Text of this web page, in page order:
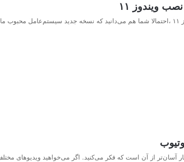
ویندوز ۱۱
راهنمای قدم به قدم نصب ویندوز ۱۱ ،احتمالا شما هم می‌دانید که نسخه جدید سیستم‌عامل
آسان‌تر از آن است که فکر می‌کنید. اگر می‌خواهید ویدیو‌های